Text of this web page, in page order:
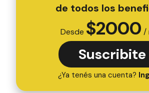
de todos los
Desde $2000 /
Suscribite
¿Ya tenés una cuenta?